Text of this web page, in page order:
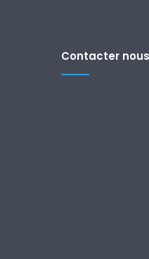
Contacter nous